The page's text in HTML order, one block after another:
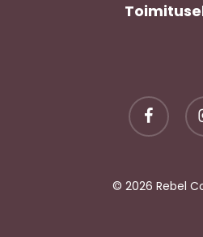
facebook
© 2026 Rebel